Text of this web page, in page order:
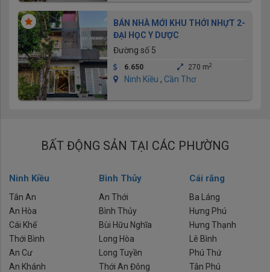
BÁN NHÀ MỚI KHU THỚI NHỰT 2-
ĐẠI HỌC Y DƯỢC
Đường số 5
6.650 270 m2
Ninh Kiều , Cần Thơ
BẤT ĐỘNG SẢN TẠI CÁC PHƯỜNG
Ninh Kiều
Tân An
An Hòa
Cái Khế
Thới Bình
An Cư
An Khánh
Bình Thủy
An Thới
Bình Thủy
Bùi Hữu Nghĩa
Long Hòa
Long Tuyền
Thới An Đông
Cái răng
Ba Láng
Hưng Phú
Hưng Thạnh
Lê Bình
Phú Thứ
Tân Phú